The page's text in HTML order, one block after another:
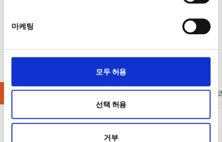
마케팅
모두 허용
선택 허용
거부
디지털 멀티미터 LCR 미터 AC / DC 파워미터 오실로스